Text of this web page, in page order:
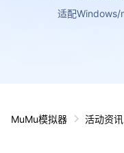
适配Windows/
MuMu模拟器 活动资讯